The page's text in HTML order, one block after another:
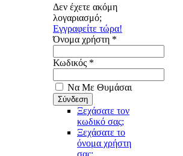
Δεν έχετε ακόμη
λογαριασμό;
Εγγραφείτε τώρα!
Όνομα χρήστη *
Κωδικός *
Να Με Θυμάσαι
Ξεχάσατε τον
κωδικό σας;
Ξεχάσατε το
όνομα χρήστη